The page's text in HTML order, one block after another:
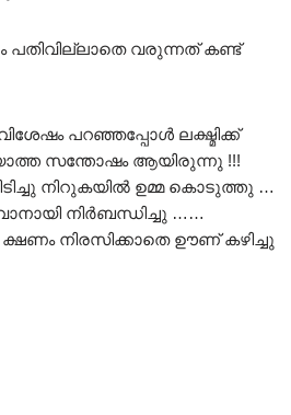
പതിവില്ലാതെ വരുന്നത് കണ്ട്
പറഞ്ഞപ്പോൾ ലക്ഷ്മിക്ക്
സന്തോഷം ആയിരുന്നു !!!
നിറുകയിൽ ഉമ്മ കൊടുത്തു …
നിർബന്ധിച്ചു ……
നിരസിക്കാതെ ഊണ് കഴിച്ചു